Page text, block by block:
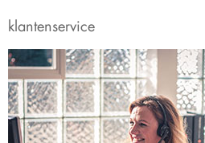
klantenservice